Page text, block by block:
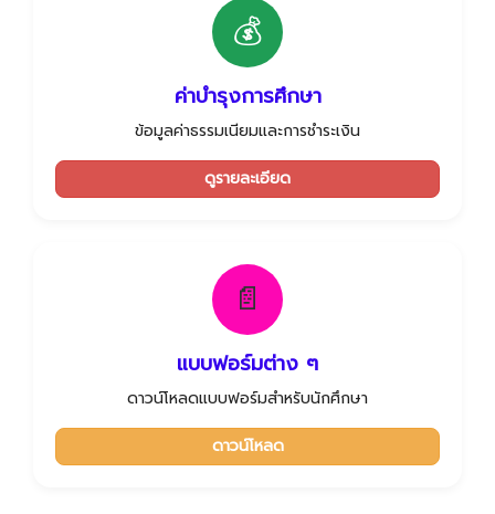
💰
ค่าบำรุงการศึกษา
ข้อมูลค่าธรรมเนียมและการชำระเงิน
ดูรายละเอียด
📄
แบบฟอร์มต่าง ๆ
ดาวน์โหลดแบบฟอร์มสำหรับนักศึกษา
ดาวน์โหลด